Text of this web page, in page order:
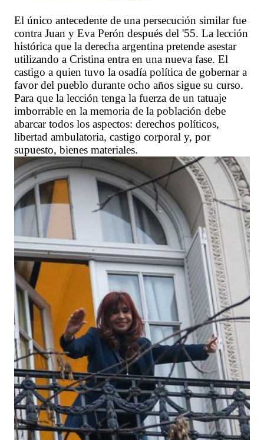
El único antecedente de una persecución similar fue
contra Juan y Eva Perón después del '55. La lección
histórica que la derecha argentina pretende asestar
utilizando a Cristina entra en una nueva fase. El
castigo a quien tuvo la osadía política de gobernar a
favor del pueblo durante ocho años sigue su curso.
Para que la lección tenga la fuerza de un tatuaje
imborrable en la memoria de la población debe
abarcar todos los aspectos: derechos políticos,
libertad ambulatoria, castigo corporal y, por
supuesto, bienes materiales.